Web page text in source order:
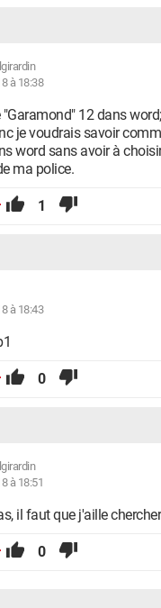
à 18:38
12 dans
je voudrais savoir
word sans avoir à
ma police.
1
à 18:43
0
à 18:51
il faut que j'aille
0